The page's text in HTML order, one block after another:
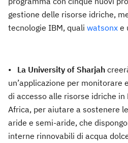
gestione delle risorse idriche,
tecnologie IBM, quali watsonx e
• La University of Sharjah
un’applicazione per monitorare
di accesso alle risorse idriche in
Africa, per aiutare a sostenere
aride e semi-aride, che
interne rinnovabili di acqua